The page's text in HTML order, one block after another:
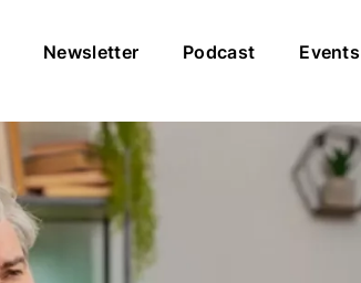
Newsletter Podcast Events